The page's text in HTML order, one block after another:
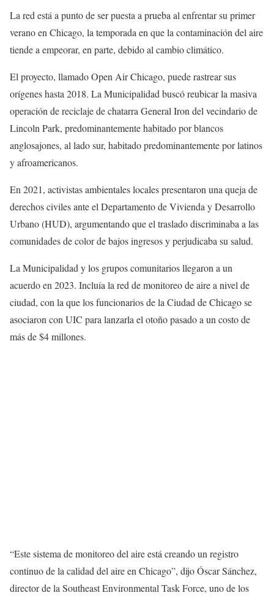
La red está a punto de ser puesta a prueba al enfrentar su primer
verano en Chicago, la temporada en que la contaminación del aire
tiende a empeorar, en parte, debido al cambio climático.
El proyecto, llamado Open Air Chicago, puede rastrear sus
orígenes hasta 2018. La Municipalidad buscó reubicar la masiva
operación de reciclaje de chatarra General Iron del vecindario de
Lincoln Park, predominantemente habitado por blancos
anglosajones, al lado sur, habitado predominantemente por latinos
y afroamericanos.
En 2021, activistas ambientales locales presentaron una queja de
derechos civiles ante el Departamento de Vivienda y Desarrollo
Urbano (HUD), argumentando que el traslado discriminaba a las
comunidades de color de bajos ingresos y perjudicaba su salud.
La Municipalidad y los grupos comunitarios llegaron a un
acuerdo en 2023. Incluía la red de monitoreo de aire a nivel de
ciudad, con la que los funcionarios de la Ciudad de Chicago se
asociaron con UIC para lanzarla el otoño pasado a un costo de
más de $4 millones.
“Este sistema de monitoreo del aire está creando un registro
continuo de la calidad del aire en Chicago”, dijo Óscar Sánchez,
director de la Southeast Environmental Task Force, uno de los